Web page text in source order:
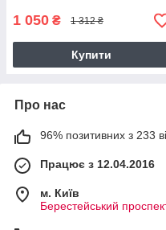
1 050 ₴ 1 312 ₴
Купити
Про нас
96% позитивних з 233
Працює з 12.04.2016
м. Київ
Берестейський